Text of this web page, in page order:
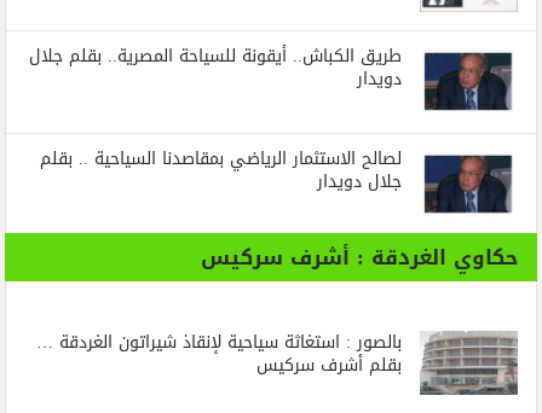
طريق الكباش.. أيقونة للسياحة المصرية.. بقلم جلال
دويدار
لصالح الاستثمار الرياضي بمقاصدنا السياحية .. بقلم
جلال دويدار
حكاوي الغردقة : أشرف سركيس
بالصور : استغاثة سياحية لإنقاذ شيراتون الغردقة …
بقلم أشرف سركيس